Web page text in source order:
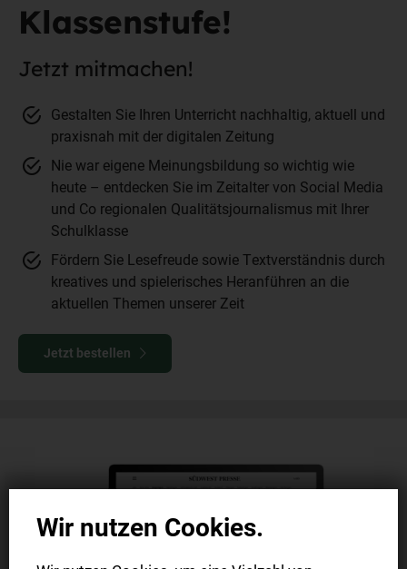
Klassenstufe!
Jetzt mitmachen!
Gestalten Sie Ihren Unterricht nachhaltig, aktuell und
praxisnah mit der digitalen Zeitung
Nie war eigene Meinungsbildung so wichtig wie
heute – entdecken Sie im Zeitalter von Social Media
und Co regionalen Qualitätsjournalismus mit Ihrer
Schulklasse
Fördern Sie Lesefreude sowie Textverständnis durch
kreatives und spielerisches Heranführen an die
aktuellen Themen unserer Zeit
Jetzt bestellen
Wir nutzen Cookies.